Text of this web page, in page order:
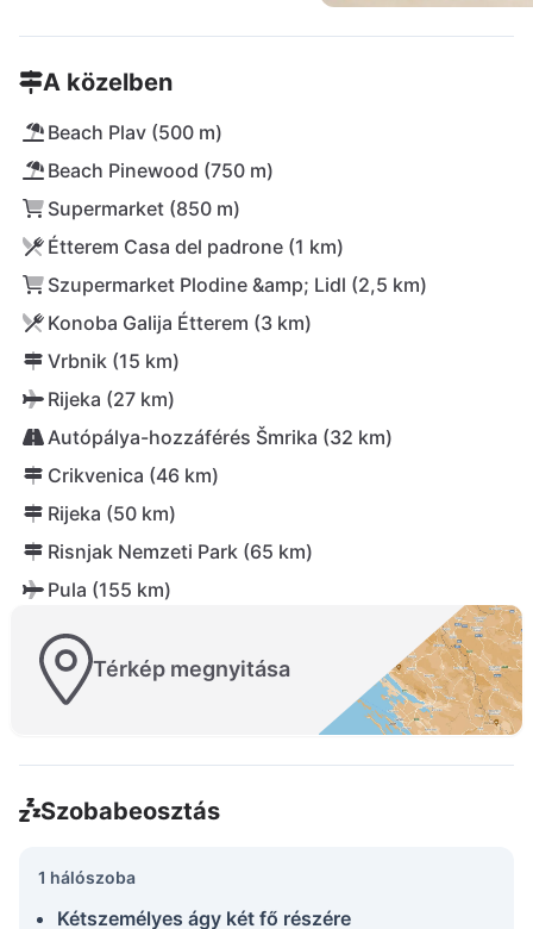
A közelben
Beach Plav (500 m)
Beach Pinewood (750 m)
Supermarket (850 m)
Étterem Casa del padrone (1 km)
Szupermarket Plodine &amp; Lidl (2,5 km)
Konoba Galija Étterem (3 km)
Vrbnik (15 km)
Rijeka (27 km)
Autópálya-hozzáférés Šmrika (32 km)
Crikvenica (46 km)
Rijeka (50 km)
Risnjak Nemzeti Park (65 km)
Pula (155 km)
Térkép megnyitása
Szobabeosztás
1 hálószoba
Kétszemélyes ágy két fő részére